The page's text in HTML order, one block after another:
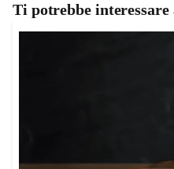
Ti potrebbe interessare